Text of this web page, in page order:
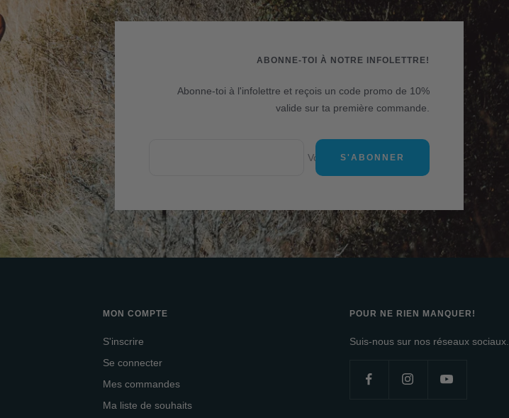
ABONNE-TOI À NOTRE INFOLETTRE!
Abonne-toi à l'infolettre et reçois un code promo de 10%
valide sur ta première commande.
Votre e-mailS'ABONNER
MON COMPTE
S'inscrire
Se connecter
Mes commandes
Ma liste de souhaits
POUR NE RIEN MANQUER!
Suis-nous sur nos réseaux sociaux.